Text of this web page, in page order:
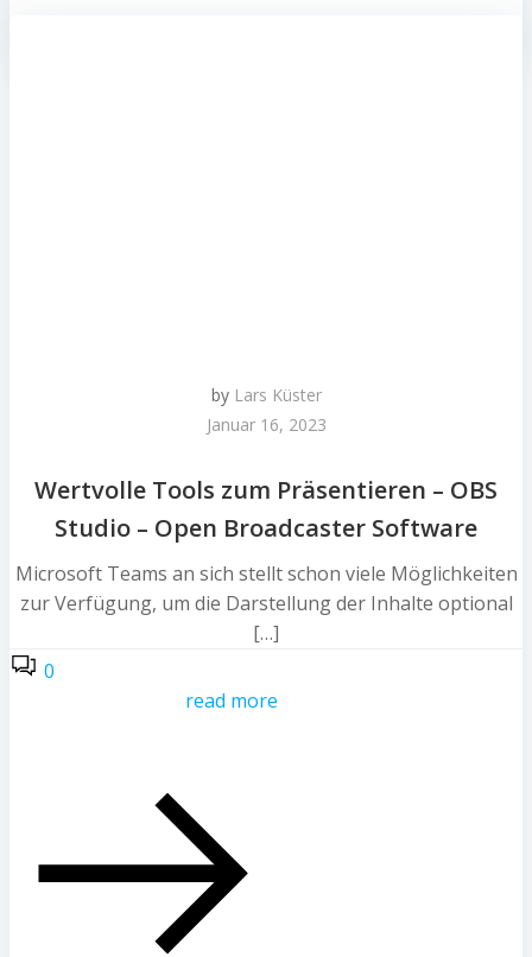
by Lars Küster
Januar 16, 2023
Wertvolle Tools zum Präsentieren – OBS
Studio – Open Broadcaster Software
Microsoft Teams an sich stellt schon viele Möglichkeiten
zur Verfügung, um die Darstellung der Inhalte optional
[…]
0
read more